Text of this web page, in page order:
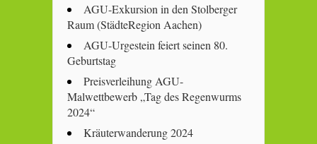
AGU-Exkursion in den Stolberger
Raum (StädteRegion Aachen)
AGU-Urgestein feiert seinen 80.
Geburtstag
Preisverleihung AGU-
Malwettbewerb „Tag des Regenwurms
2024“
Kräuterwanderung 2024